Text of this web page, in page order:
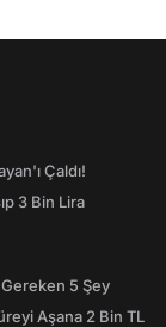
Çaldı!
3 Bin Lira
5 Şey
Aşana 2 Bin TL